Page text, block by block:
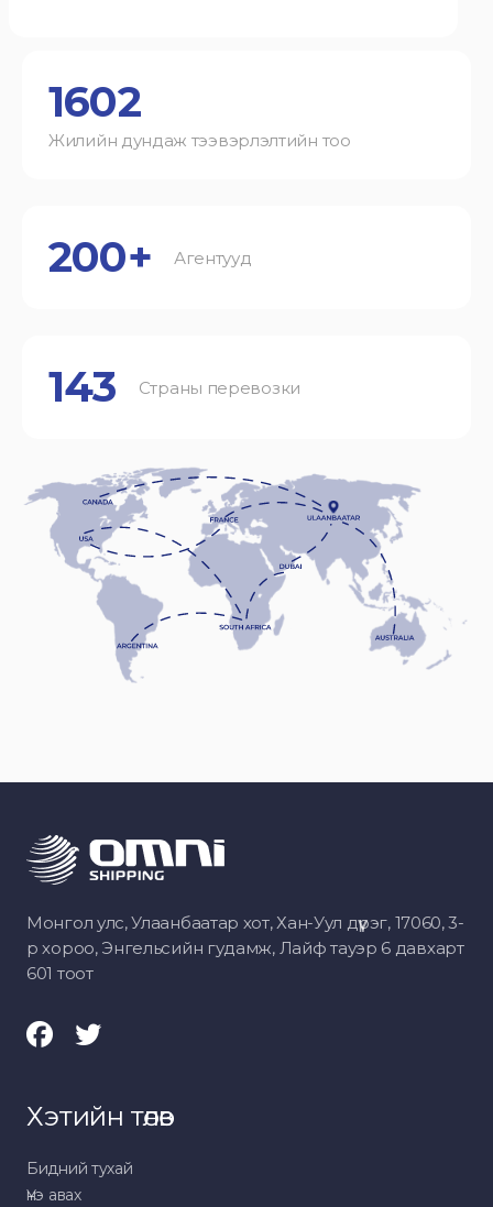
1602
Жилийн дундаж тээвэрлэлтийн тоо
200+ Агентууд
143 Страны перевозки
Монгол улс, Улаанбаатар хот, Хан-Уул дүүрэг, 17060, 3-
р хороо, Энгельсийн гудамж, Лайф тауэр 6 давхарт
601 тоот
Хэтийн төлөв
Бидний тухай
Үнэ авах